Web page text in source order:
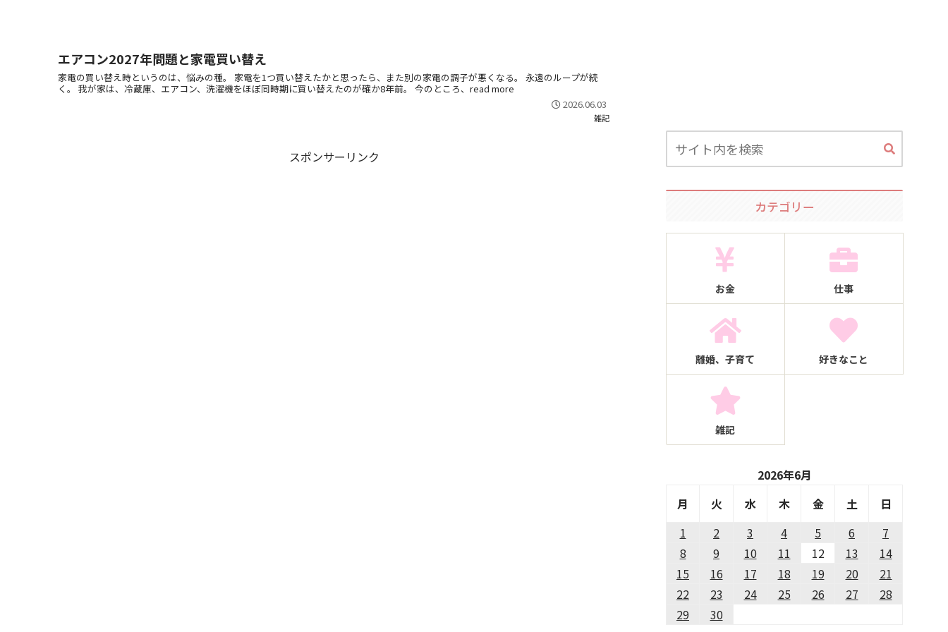
エアコン2027年問題と家電買い替え
家電の買い替え時というのは、悩みの種。 家電を1つ買い替えたかと思ったら、また別の家電の調子が悪くなる。 永遠のループが続
く。 我が家は、冷蔵庫、エアコン、洗濯機をほぼ同時期に買い替えたのが確か8年前。 今のところ、read more
2026.06.03
雑記
スポンサーリンク
カテゴリー
お金 仕事
離婚、子育て 好きなこと
雑記
2026年6月
月
火 水 木 金 土
日
1
2 3 4 5 6
7
8
9 10 11 12 13
14
15
16 17 18 19 20
21
22
23 24 25 26 27
28
29
30